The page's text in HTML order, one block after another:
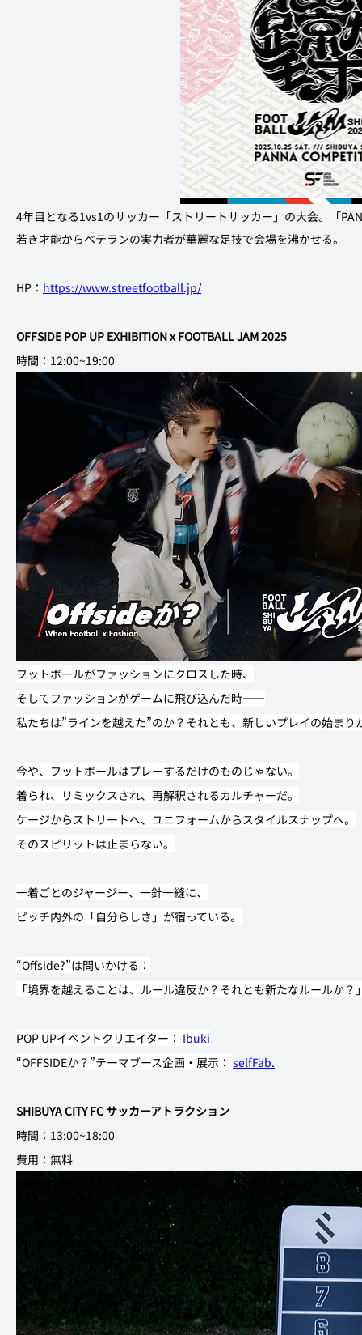
4年目となる1vs1のサッカー「ストリートサッカー」の大会。「
若き才能からベテランの実力者が華麗な足技で会場を沸かせる。
HP： https://www.streetfootball.jp/
OFFSIDE POP UP EXHIBITION x FOOTBALL JAM 2025
時間：12:00~19:00
フットボールがファッションにクロスした時、
そしてファッションがゲームに飛び込んだ時——
私たちは”ラインを越えた”のか？それとも、新しいプレイの始まり
今や、フットボールはプレーするだけのものじゃない。
着られ、リミックスされ、再解釈されるカルチャーだ。
ケージからストリートへ、ユニフォームからスタイルスナップへ。
そのスピリットは止まらない。
一着ごとのジャージー、一針一縫に、
ピッチ内外の「自分らしさ」が宿っている。
“Offside?”は問いかける：
「境界を越えることは、ルール違反か？それとも新たなルールか？
POP UPイベントクリエイター： Ibuki
“OFFSIDEか？”テーマブース企画・展示： selfFab.
SHIBUYA CITY FC サッカーアトラクション
時間：13:00~18:00
費用：無料